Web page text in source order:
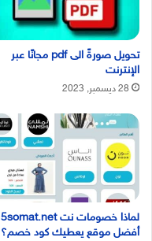
تحويل صورةً الى pdf مجانًا عبر
الإنترنت
28 ديسمبر, 2023
لماذا خصومات نت 5somat.net
أفضل موقع يعطيك كود خصم؟